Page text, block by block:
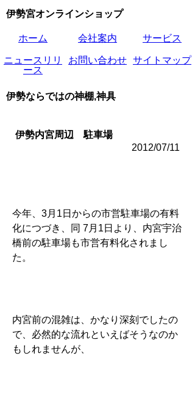
伊勢宮オンラインショップ
ホーム 会社案内 サービス
ニュースリリ
ース
お問い合わせ サイトマップ
伊勢ならではの神棚,神具
伊勢内宮周辺 駐車場
2012/07/11
今年、3月1日からの市営駐車場の有料
化につづき、同 7月1日より、内宮宇治
橋前の駐車場も市営有料化されまし
た。
内宮前の混雑は、かなり深刻でしたの
で、必然的な流れといえばそうなのか
もしれませんが、